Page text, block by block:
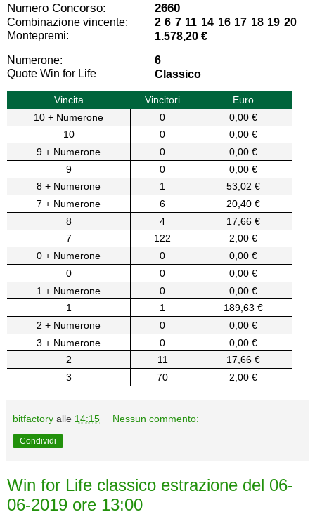
Numero Concorso: 2660
Combinazione vincente:
2 6 7 11 14 16 17 18 19 20
Montepremi:
1.578,20 €
Numerone:
6
Quote Win for Life
Classico
Vincita Vincitori
Euro
10 + Numerone
0
0,00 €
10
0
0,00 €
9 + Numerone
0
0,00 €
9
0
0,00 €
8 + Numerone
1
53,02 €
7 + Numerone
6
20,40 €
8
4
17,66 €
7
122
2,00 €
0 + Numerone
0
0,00 €
0
0
0,00 €
1 + Numerone
0
0,00 €
1
1
189,63 €
2 + Numerone
0
0,00 €
3 + Numerone
0
0,00 €
2
11
17,66 €
3
70 2,00 €
bitfactory alle 14:15 Nessun commento:
Condividi
Win for Life classico estrazione del 06-
06-2019 ore 13:00